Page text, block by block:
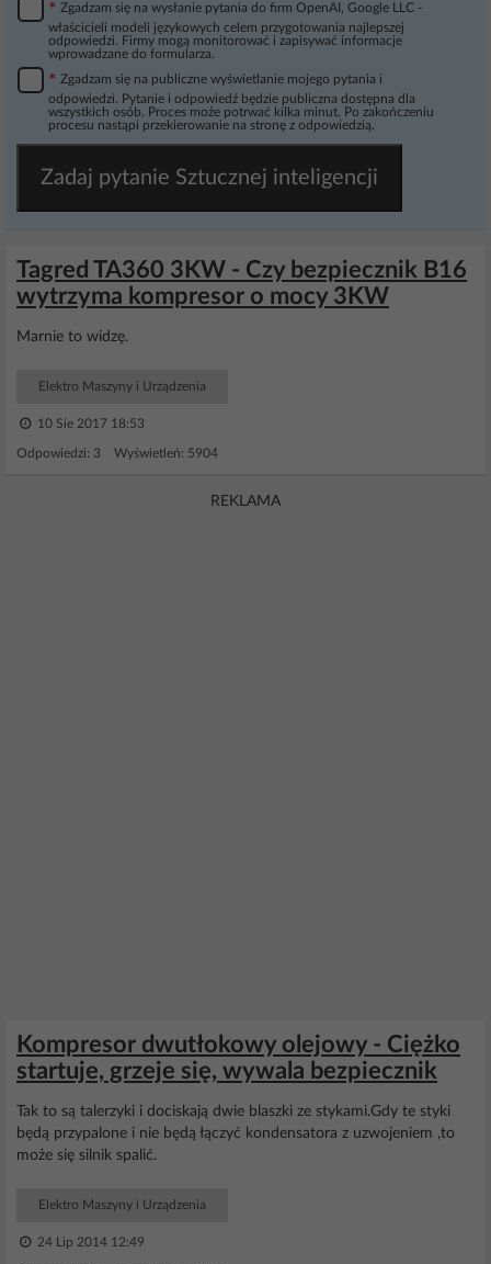
* Zgadzam się na wysłanie pytania do firm OpenAI, Google LLC -
właścicieli modeli językowych celem przygotowania najlepszej
odpowiedzi. Firmy mogą monitorować i zapisywać informacje
wprowadzane do formularza.
* Zgadzam się na publiczne wyświetlanie mojego pytania i
odpowiedzi. Pytanie i odpowiedź będzie publiczna dostępna dla
wszystkich osób. Proces może potrwać kilka minut. Po zakończeniu
procesu nastąpi przekierowanie na stronę z odpowiedzią.
Zadaj pytanie Sztucznej inteligencji
Tagred TA360 3KW - Czy bezpiecznik B16
wytrzyma kompresor o mocy 3KW
Marnie to widzę.
Elektro Maszyny i Urządzenia
10 Sie 2017 18:53
Odpowiedzi: 3 Wyświetleń: 5904
REKLAMA
Kompresor dwutłokowy olejowy - Ciężko
startuje, grzeje się, wywala bezpiecznik
Tak to są talerzyki i dociskają dwie blaszki ze stykami.Gdy te styki
będą przypalone i nie będą łączyć kondensatora z uzwojeniem ,to
może się silnik spalić.
Elektro Maszyny i Urządzenia
24 Lip 2014 12:49